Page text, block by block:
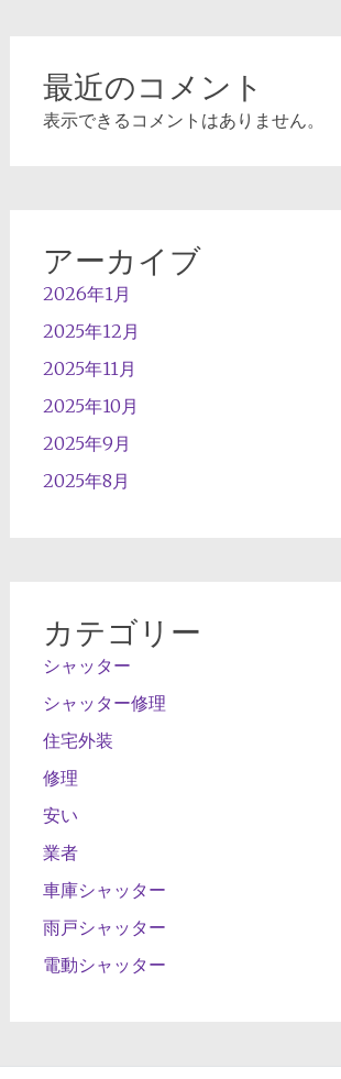
最近のコメント
表示できるコメントはありません。
アーカイブ
2026年1月
2025年12月
2025年11月
2025年10月
2025年9月
2025年8月
カテゴリー
シャッター
シャッター修理
住宅外装
修理
安い
業者
車庫シャッター
雨戸シャッター
電動シャッター